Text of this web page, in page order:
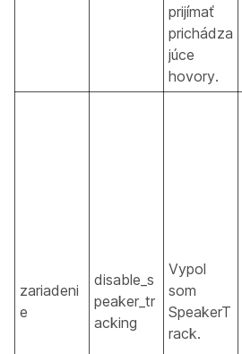
prijímať
prichádza
júce
hovory.
zariadeni
e
disable_s
peaker_tr
acking
Vypol
som
SpeakerT
rack.